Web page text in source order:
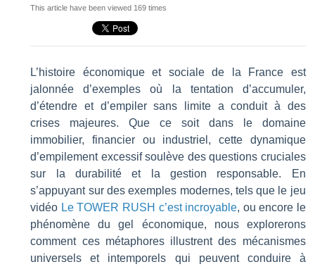
This article have been viewed 169 times
L’histoire économique et sociale de la France est
jalonnée d’exemples où la tentation d’accumuler,
d’étendre et d’empiler sans limite a conduit à des
crises majeures. Que ce soit dans le domaine
immobilier, financier ou industriel, cette dynamique
d’empilement excessif soulève des questions cruciales
sur la durabilité et la gestion responsable. En
s’appuyant sur des exemples modernes, tels que le jeu
vidéo Le TOWER RUSH c’est incroyable, ou encore le
phénomène du gel économique, nous explorerons
comment ces métaphores illustrent des mécanismes
universels et intemporels qui peuvent conduire à